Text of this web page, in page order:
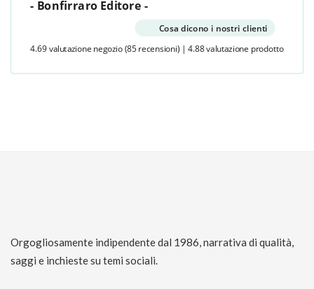
- Bonfirraro Editore -
Cosa dicono i nostri clienti
4.69 valutazione negozio (85 recensioni) | 4.88 valutazione prodotto
Orgogliosamente indipendente dal 1986, narrativa di qualità,
saggi e inchieste su temi sociali.